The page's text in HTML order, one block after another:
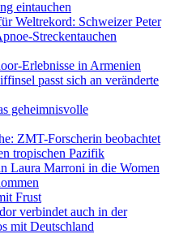
eintauchen
Weltrekord: Schweizer Peter
Streckentauchen
Erlebnisse in Armenien
passt sich an veränderte
geheimnisvolle
ZMT-Forscherin beobachtet
tropischen Pazifik
Laura Marroni in die Women
Frust
verbindet auch in der
mit Deutschland